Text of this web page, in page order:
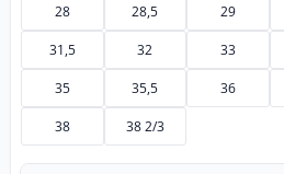
28 28,5 29
31,5 32 33
35 35,5 36
38 38 2/3